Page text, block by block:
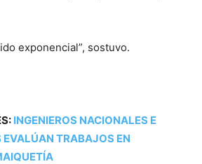
exponencial”, sostuvo.
INGENIEROS NACIONALES E
EVALÚAN TRABAJOS EN